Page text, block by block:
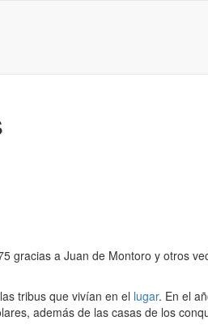
gracias a Juan de Montoro y otros
tribus que vivían en el lugar. En el
además de las casas de los